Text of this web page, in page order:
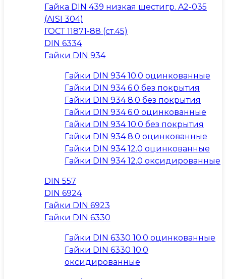
Гайка DIN 439 низкая шестигр. A2-035
(AISI 304)
ГОСТ 11871-88 (ст.45)
DIN 6334
Гайки DIN 934
Гайки DIN 934 10.0 оцинкованные
Гайки DIN 934 6.0 без покрытия
Гайки DIN 934 8.0 без покрытия
Гайки DIN 934 6.0 оцинкованные
Гайки DIN 934 10.0 без покрытия
Гайки DIN 934 8.0 оцинкованные
Гайки DIN 934 12.0 оцинкованные
Гайки DIN 934 12.0 оксидированные
DIN 557
DIN 6924
Гайки DIN 6923
Гайки DIN 6330
Гайки DIN 6330 10.0 оцинкованные
Гайки DIN 6330 10.0
оксидированные